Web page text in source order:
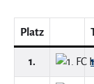
Platz
1.